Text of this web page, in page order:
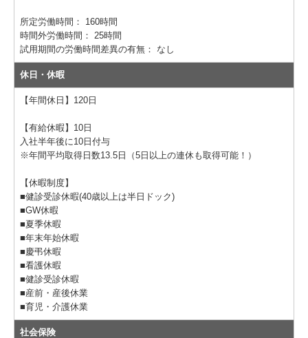
所定労働時間： 160時間
時間外労働時間： 25時間
試用期間の労働時間差異の有無： なし
休日・休暇
【年間休日】120日
【有給休暇】10日
入社半年後に10日付与
※年間平均取得日数13.5日（5日以上の連休も取得可能！）
【休暇制度】
■健診受診休暇(40歳以上は半日ドック)
■GW休暇
■夏季休暇
■年末年始休暇
■慶弔休暇
■看護休暇
■健診受診休暇
■産前・産後休業
■育児・介護休業
社会保険